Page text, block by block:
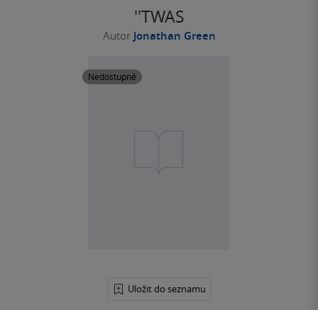
''TWAS
Autor Jonathan Green
Nedostupné
Uložit do seznamu